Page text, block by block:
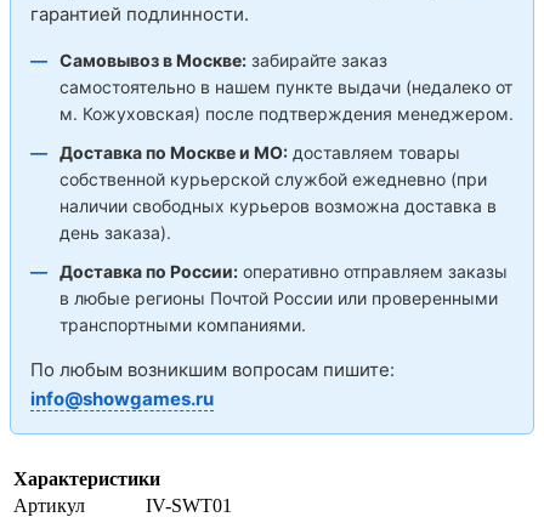
гарантией подлинности.
Самовывоз в Москве: забирайте заказ
самостоятельно в нашем пункте выдачи (недалеко от
м. Кожуховская) после подтверждения менеджером.
Доставка по Москве и МО: доставляем товары
собственной курьерской службой ежедневно (при
наличии свободных курьеров возможна доставка в
день заказа).
Доставка по России: оперативно отправляем заказы
в любые регионы Почтой России или проверенными
транспортными компаниями.
По любым возникшим вопросам пишите:
info@showgames.ru
Характеристики
Артикул
IV-SWT01